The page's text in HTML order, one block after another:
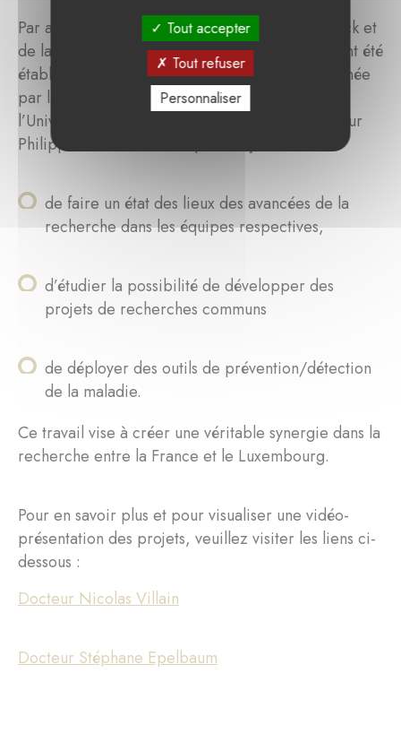
Par ailleurs, à l’initiative de la fondation La Marck et
de la Fondation de Luxembourg, des contacts ont été
établis entre l’équipe de la Pitié-Salpêtrière menée
par le professeur Bruno Dubois et celle de
l’Université de Luxembourg menée par le docteur
Philippe Lamesch. Ils ont pour objectifs :
de faire un état des lieux des avancées de la
recherche dans les équipes respectives,
d’étudier la possibilité de développer des
projets de recherches communs
de déployer des outils de prévention/détection
de la maladie.
Ce travail vise à créer une véritable synergie dans la
recherche entre la France et le Luxembourg.
Pour en savoir plus et pour visualiser une vidéo-
présentation des projets, veuillez visiter les liens ci-
dessous :
Docteur Nicolas Villain
Docteur Stéphane Epelbaum
Tout accepter
Tout refuser
Personnaliser